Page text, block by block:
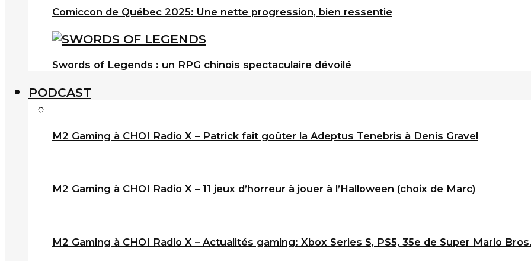
Comiccon de Québec 2025: Une nette progression, bien ressentie
Swords of Legends : un RPG chinois spectaculaire dévoilé
PODCAST
M2 Gaming à CHOI Radio X – Patrick fait goûter la Adeptus Tenebris à Denis Gravel
M2 Gaming à CHOI Radio X – 11 jeux d’horreur à jouer à l’Halloween (choix de Marc)
M2 Gaming à CHOI Radio X – Actualités gaming: Xbox Series S, PS5, 35e de Super Mario